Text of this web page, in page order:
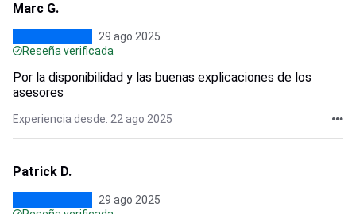
Marc G.
29 ago 2025
Reseña verificada
Por la disponibilidad y las buenas explicaciones de los
asesores
Experiencia desde: 22 ago 2025
Patrick D.
29 ago 2025